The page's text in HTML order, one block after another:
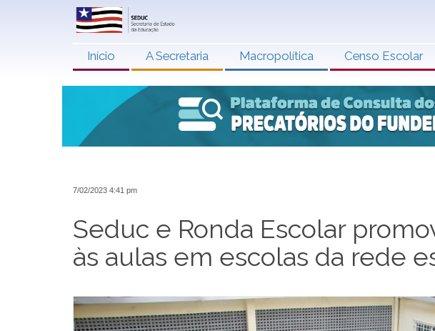
Início A Secretaria Macropolítica Censo Escolar
7/02/2023 4:41 pm
Seduc e Ronda Escolar
às aulas em escolas da rede